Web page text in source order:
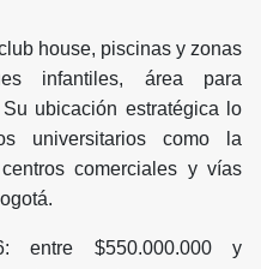
house, piscinas y zonas
infantiles, área para
ubicación estratégica lo
universitarios como la
comerciales y vías
entre $550.000.000 y